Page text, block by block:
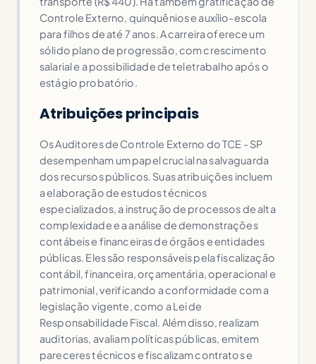
Controle Externo, quinquênios e auxílio-escola
para filhos de até 7 anos. A carreira oferece um
sólido plano de progressão, com crescimento
salarial e a possibilidade de teletrabalho após o
estágio probatório.
Atribuições principais
Os Auditores de Controle Externo do TCE - SP
desempenham um papel crucial na salvaguarda
dos recursos públicos. Suas atribuições incluem
a elaboração de estudos técnicos
especializados, a instrução de processos de alta
complexidade e a análise de demonstrações
contábeis e financeiras de órgãos e entidades
públicas. Eles são responsáveis pela fiscalização
contábil, financeira, orçamentária, operacional e
patrimonial, verificando a conformidade com a
legislação vigente, como a Lei de
Responsabilidade Fiscal. Além disso, realizam
auditorias, avaliam políticas públicas, emitem
pareceres técnicos e fiscalizam contratos e